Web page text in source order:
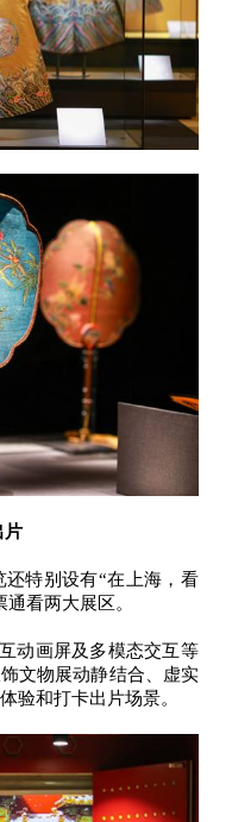
片
特别设有“在上海，看
看两大展区。
画屏及多模态交互等
文物展动静结合、虚实
验和打卡出片场景。